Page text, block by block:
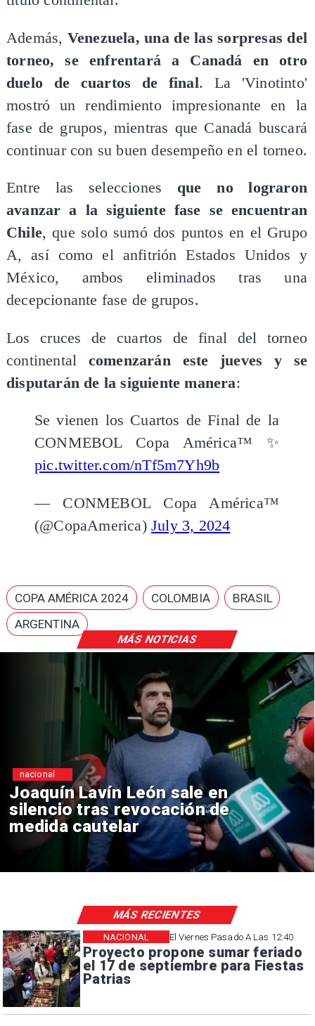
MÁS NOTICIAS
Además, Venezuela, una de las sorpresas del
torneo, se enfrentará a Canadá en otro
duelo de cuartos de final. La 'Vinotinto'
mostró un rendimiento impresionante en la
fase de grupos, mientras que Canadá buscará
continuar con su buen desempeño en el torneo.
Entre las selecciones que no lograron
avanzar a la siguiente fase se encuentran
Chile, que solo sumó dos puntos en el Grupo
A, así como el anfitrión Estados Unidos y
México, ambos eliminados tras una
decepcionante fase de grupos.
Los cruces de cuartos de final del torneo
continental comenzarán este jueves y se
disputarán de la siguiente manera:
Se vienen los Cuartos de Final de la
CONMEBOL Copa América™ ✨
pic.twitter.com/nTf5m7Yh9b
— CONMEBOL Copa América™️
(@CopaAmerica) July 3, 2024
COPA AMÉRICA 2024 COLOMBIA
BRASIL
ARGENTINA
Chile y Venezuela formalizan
reinicio de relaciones
consulares
nacional
El Viernes Pasado A Las 12:40
Proyecto propone sumar feriado
el 17 de septiembre para Fiestas
Patrias
NACIONAL
MÁS RECIENTES